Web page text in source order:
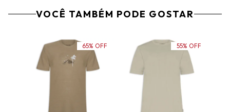
VOCÊ TAMBÉM PODE GOSTAR
65% OFF 55% OFF